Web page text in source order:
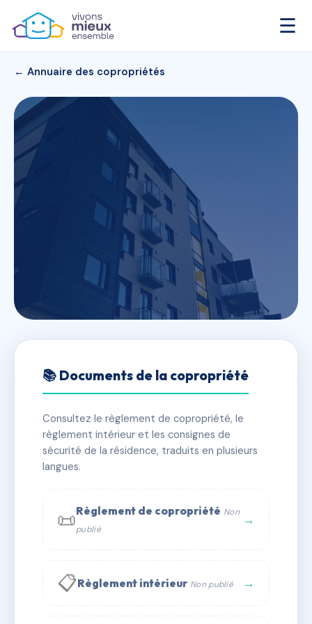
☰
← Annuaire des copropriétés
05 BEAUSEJOUR
✓ Immatriculée 🏠 5 lots 🏗 1 bâtiment(s)
📞 Contacter Syndic Digital
📚 Documents de la copropriété
Consultez le règlement de copropriété, le
règlement intérieur et les consignes de
sécurité de la résidence, traduits en plusieurs
langues.
📜Règlement de copropriété Non
publié
→
📋Règlement intérieur Non publié →